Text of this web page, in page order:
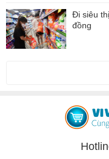
Đi siêu
đồng